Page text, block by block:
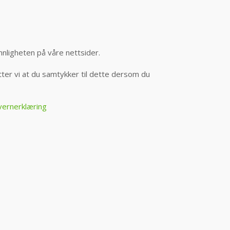
på våre nettsider.
vi at du samtykker til dette dersom du